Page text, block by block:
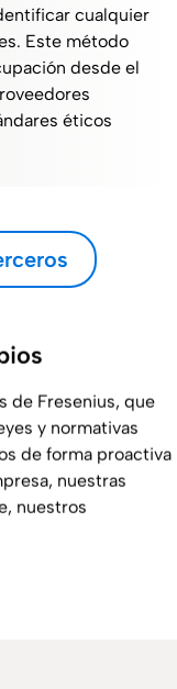
cualquier
Este método
desde el
éticos
de Fresenius, que
y normativas
de forma proactiva
nuestras
nuestros